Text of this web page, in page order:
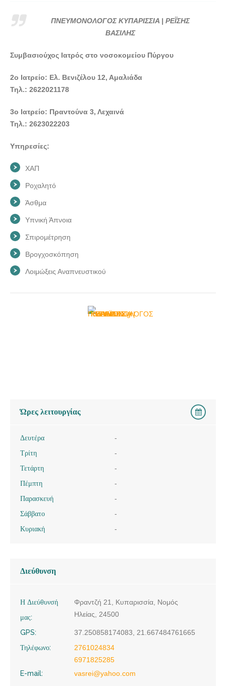
ΠΝΕΥΜΟΝΟΛΟΓΟΣ ΚΥΠΑΡΙΣΣΙΑ | ΡΕΪΣΗΣ
ΒΑΣΙΛΗΣ
Συμβασιούχος Ιατρός στο νοσοκομείου Πύργου
2ο Ιατρείο: Ελ. Βενιζέλου 12, Αμαλιάδα
Τηλ.: 2622021178
3ο Ιατρείο: Πραντούνα 3, Λεχαινά
Τηλ.: 2623022203
Υπηρεσίες:
ΧΑΠ
Ροχαλητό
Άσθμα
Υπνική Άπνοια
Σπιρομέτρηση
Βρογχοσκόπηση
Λοιμώξεις Αναπνευστικού
Ώρες λειτουργίας
Δευτέρα
-
Τρίτη
-
Τετάρτη
-
Πέμπτη
-
Παρασκευή
-
Σάββατο
-
Κυριακή
-
Διεύθυνση
Η Διεύθυνσή
μας:
Φραντζή 21, Κυπαρισσία, Νομός
Ηλείας, 24500
GPS:
37.250858174083, 21.667484761665
Τηλέφωνο:
2761024834
6971825285
E-mail:
vasrei@yahoo.com